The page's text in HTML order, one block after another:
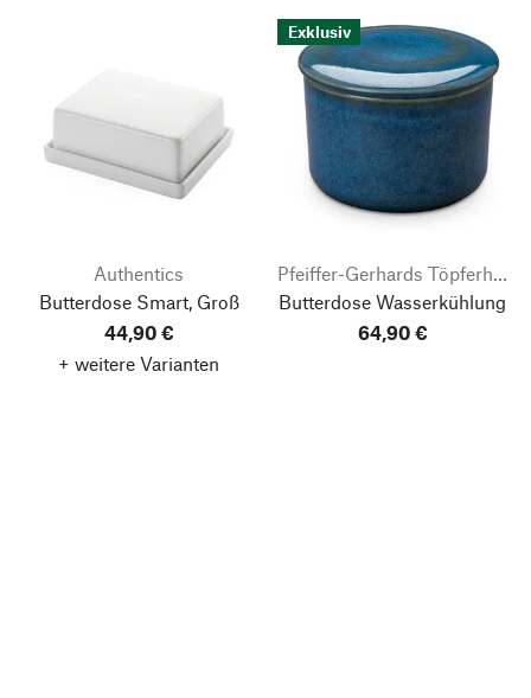
Authentics
Butterdose Smart, Groß
44,90 €
+ weitere Varianten
Exklusiv
Pfeiffer-Gerhards Töpferhof
Butterdose Wasserkühlung
64,90 €